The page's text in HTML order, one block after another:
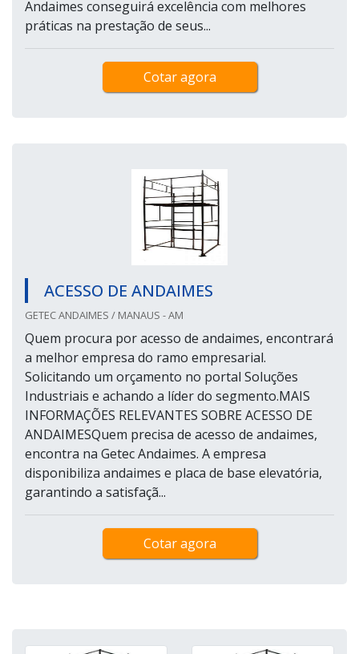
Andaimes conseguirá excelência com melhores
práticas na prestação de seus...
Cotar agora
ACESSO DE ANDAIMES
GETEC ANDAIMES / MANAUS - AM
Quem procura por acesso de andaimes, encontrará
a melhor empresa do ramo empresarial.
Solicitando um orçamento no portal Soluções
Industriais e achando a líder do segmento.MAIS
INFORMAÇÕES RELEVANTES SOBRE ACESSO DE
ANDAIMESQuem precisa de acesso de andaimes,
encontra na Getec Andaimes. A empresa
disponibiliza andaimes e placa de base elevatória,
garantindo a satisfaçã...
Cotar agora